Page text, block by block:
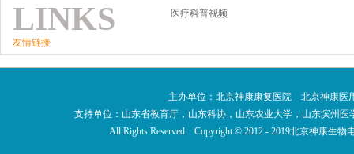
LINKS
友情链接
医疗科普视频
主办单位：北京神康康复医院 北京神康
支持单位：山东省教育厅，山东科协，山东农业大学，山东滨州
All Rights Reserved Copyright © 2012 - 2019北京神康生